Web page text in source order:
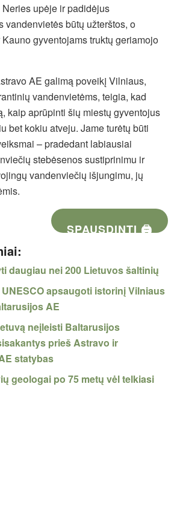
upėje ir padidėjus
vandenvietės būtų užterštos, o
gyventojams truktų geriamojo
AE galimą poveikį Vilniaus,
vandenvietėms, teigia, kad
kaip aprūpinti šių miestų gyventojus
bet kokiu atveju. Jame turėtų būti
– pradedant labiausiai
stebėsenos sustiprinimu ir
vandenviečių išjungimu, jų
SPAUSDINTI 🖨
daugiau nei 200 Lietuvos šaltinių
apsaugoti istorinį Vilniaus
AE
neįleisti Baltarusijos
prieš Astravo ir
statybas
geologai po 75 metų vėl telkiasi